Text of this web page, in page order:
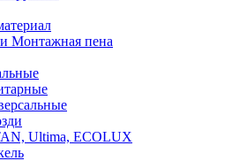
Монтажная пена
Ultima, ECOLUX